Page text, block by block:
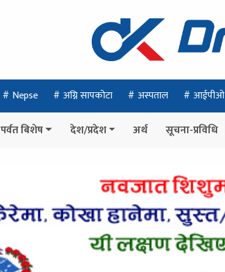
Nepse अग्नि सापकोटा अस्पताल आईपीओ
पर्वत बिशेष देश/प्रदेश अर्थ सूचना-प्रविधि